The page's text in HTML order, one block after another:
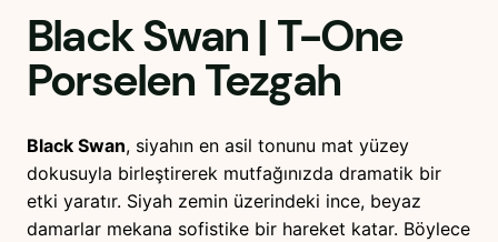
Black Swan| T-One
Porselen Tezgah
Black Swan, siyahın en asil tonunu mat yüzey
dokusuyla birleştirerek mutfağınızda dramatik bir
etki yaratır. Siyah zemin üzerindeki ince, beyaz
damarlar mekana sofistike bir hareket katar. Böylece